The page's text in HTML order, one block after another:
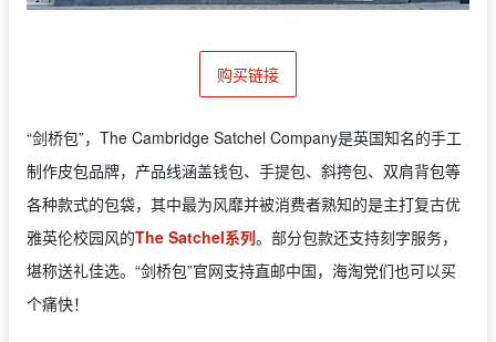
购买链接
“剑桥包”，The Cambridge Satchel Company是英国知名的手工
制作皮包品牌，产品线涵盖钱包、手提包、斜挎包、双肩背包等
各种款式的包袋，其中最为风靡并被消费者熟知的是主打复古优
雅英伦校园风的The Satchel系列。部分包款还支持刻字服务，
堪称送礼佳选。“剑桥包”官网支持直邮中国，海淘党们也可以买
个痛快！